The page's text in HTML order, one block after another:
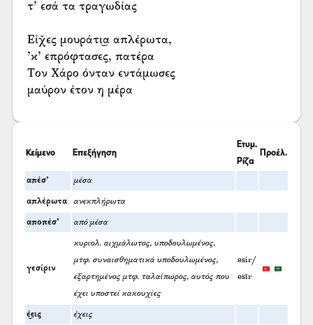
τ’ εσά τα τραγωδίας
Είχ̌ες μουράτι͜α απλέρωτα,
’κ’ επρόφτασες, πατέρα
Τον Χάρο όνταν εντάμωσες
μαύρον έτον η μέρα
Κείμενο Επεξήγηση
Ετυμ.
Ρίζα
Προέλ.
απέσ’ μέσα
απλέρωτα ανεκπλήρωτα
αποπέσ’ από μέσα
γεσίριν
κυριολ. αιχμάλωτος, υποδουλωμένος,
μτφ. συναισθηματικά υποδουλωμένος,
εξαρτημένος μτφ. ταλαίπωρος, αυτός που
έχει υποστεί κακουχίες
esir/
esīr
έ͜εις έχεις